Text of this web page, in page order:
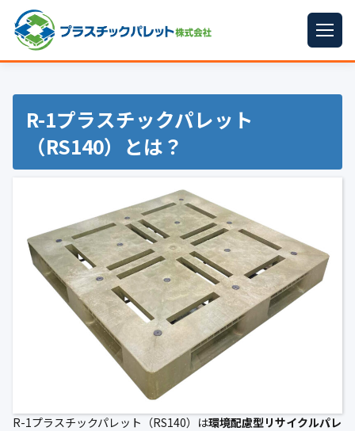
パレットサイズ
プラパレット
中古パレット
再生原料 ▼
梱包資材
イラン情勢まとめ
R-1プラスチックパレット
（RS140）とは？
R-1プラスチックパレット（RS140）は環境配慮型リサイクルパレ